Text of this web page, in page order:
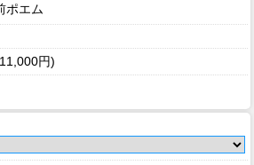
ポエム
円)